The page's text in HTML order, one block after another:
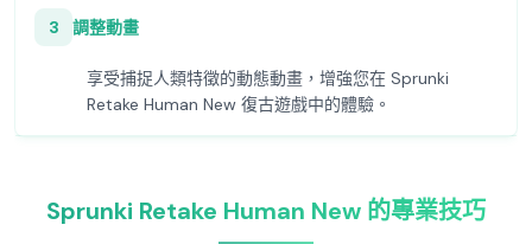
3 調整動畫
享受捕捉人類特徵的動態動畫，增強您在 Sprunki
Retake Human New 復古遊戲中的體驗。
Sprunki Retake Human New 的專業技巧